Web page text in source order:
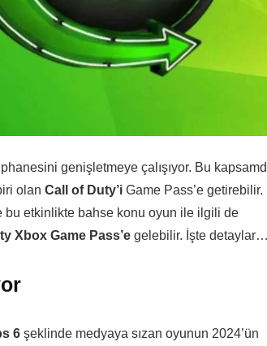
genişletmeye çalışıyor. Bu
olan Call of Duty’i Game Pass’e getirebilir.
bu etkinlikte bahse konu oyun ile ilgili de
Xbox Game Pass’e gelebilir. İşte
6 şeklinde medyaya sızan oyunun 2024’ün